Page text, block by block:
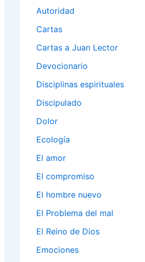
Autoridad
Cartas
Cartas a Juan Lector
Devocionario
Disciplinas espirituales
Discipulado
Dolor
Ecología
El amor
El compromiso
El hombre nuevo
El Problema del mal
El Reino de Dios
Emociones